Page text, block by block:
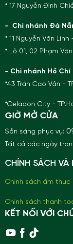
* 17 Nguyễn Đình
- Chi nhánh Đà
* 11 Nguyễn Văn
* Lô 01, 02 Phạm
- Chi nhánh Hồ Chí
*43 Trần Cao Vân -
*Celadon City -
GIỜ MỞ CỬA
Sẵn sàng phục vụ:
Tất cả các ngày
CHÍNH SÁCH VÀ
Chính sách ẩm thực
Chính sách thanh
KẾT NỐI VỚI